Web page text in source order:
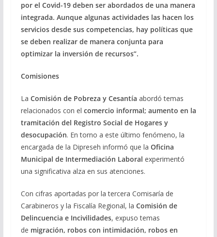
por el Covid-19 deben ser abordados de una manera
integrada. Aunque algunas actividades las hacen los
servicios desde sus competencias, hay políticas que
se deben realizar de manera conjunta para
optimizar la inversión de recursos”.
Comisiones
La Comisión de Pobreza y Cesantía abordó temas
relacionados con el comercio informal; aumento en la
tramitación del Registro Social de Hogares y
desocupación. En torno a este último fenómeno, la
encargada de la Dipreseh informó que la Oficina
Municipal de Intermediación Laboral experimentó
una significativa alza en sus atenciones.
Con cifras aportadas por la tercera Comisaría de
Carabineros y la Fiscalía Regional, la Comisión de
Delincuencia e Incivilidades, expuso temas
de migración, robos con intimidación, robos en